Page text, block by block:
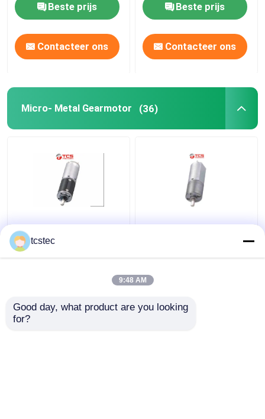
Beste prijs
Contacteer ons
Beste prijs
Contacteer ons
Micro- Metal Gearmotor (36)
Van Micro- van
gelijkstroom 12V 24V
Planetarische 22mm
Metal Gearmotor met
20mm van de Micro-
gelijkstroom 12V 24V
met Verminderd
tcstec
9:48 AM
Good day, what product are you looking
for?